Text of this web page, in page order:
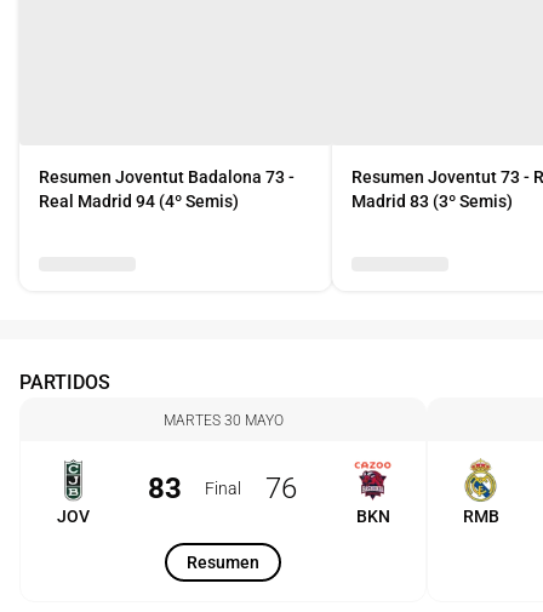
Resumen Joventut Badalona 73 -
Real Madrid 94 (4º Semis)
Resumen Joventut 73 -
Madrid 83 (3º Semis)
PARTIDOS
MARTES 30 MAYO
JOV
83 Final 76
BKN
Resumen
RMB